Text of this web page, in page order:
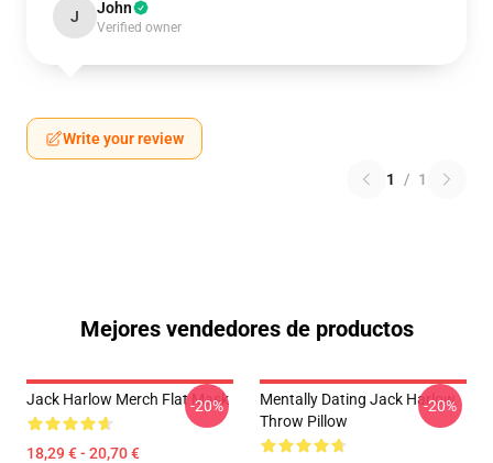
J John
Verified owner
Write your review
1 / 1
Mejores vendedores de productos
Jack Harlow Merch Flat Mask
18,29 € - 20,70 €
-20%
Mentally Dating Jack Harlow
Throw Pillow
-20%